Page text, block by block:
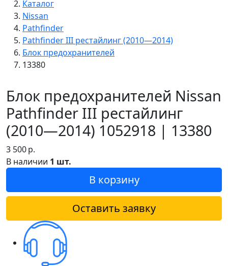
Каталог
Nissan
Pathfinder
Pathfinder III рестайлинг (2010—2014)
Блок предохранителей
13380
Блок предохранителей Nissan
Pathfinder III рестайлинг
(2010—2014) 1052918 | 13380
3 500р.
В наличии 1 шт.
В корзину
Оставить заявку